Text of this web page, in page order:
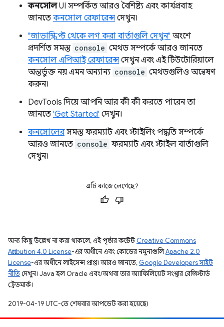
কনসোলUI সম্পর্কিত আরও বৈশিষ্ট্য এবং কার্যপ্রবাহ
জানতে কনসোল রেফারেন্স দেখুন।
"জাভাস্ক্রিপ্ট থেকে লগ করা বার্তাগুলি দেখুন" অংশে
প্রদর্শিত সমস্ত console মেথড সম্পর্কে আরও জানতে
কনসোল এপিআই রেফারেন্স দেখুন এবং এই টিউটোরিয়ালে
অন্তর্ভুক্ত নয় এমন অন্যান্য console মেথডগুলিও অন্বেষণ
করুন।
DevTools দিয়ে আপনি আর কী কী করতে পারেন তা
জানতে 'Get Started' দেখুন।
কনসোলেরসমস্ত ফরম্যাট এবং স্টাইলিং পদ্ধতি সম্পর্কে
আরও জানতে console ফরম্যাট এবং স্টাইল বার্তাগুলি
দেখুন।
এটি কাজে লেগেছে?
অন্য কিছু উল্লেখ না করা থাকলে, এই পৃষ্ঠার কন্টেন্ট Creative Commons
Attribution 4.0 License-এর অধীনে এবং কোডের নমুনাগুলিApache 2.0
License-এর অধীনে লাইসেন্স প্রাপ্ত। আরও জানতে, Google Developers সাইট
নীতিদেখুন। Java হল Oracle এবং/অথবা তার অ্যাফিলিয়েট সংস্থার রেজিস্টার্ড
ট্রেডমার্ক।
2019-04-19 UTC-তে শেষবার আপডেট করা হয়েছে।